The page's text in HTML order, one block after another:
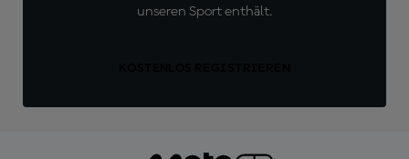
unseren Sport enthält.